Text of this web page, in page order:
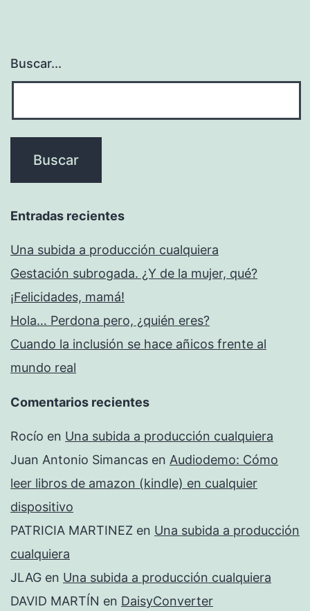
Buscar...
Entradas recientes
Una subida a producción cualquiera
Gestación subrogada. ¿Y de la mujer, qué?
¡Felicidades, mamá!
Hola… Perdona pero, ¿quién eres?
Cuando la inclusión se hace añicos frente al
mundo real
Comentarios recientes
Rocío en Una subida a producción cualquiera
Juan Antonio Simancas en Audiodemo: Cómo
leer libros de amazon (kindle) en cualquier
dispositivo
PATRICIA MARTINEZ en Una subida a producción
cualquiera
JLAG en Una subida a producción cualquiera
DAVID MARTÍN en DaisyConverter